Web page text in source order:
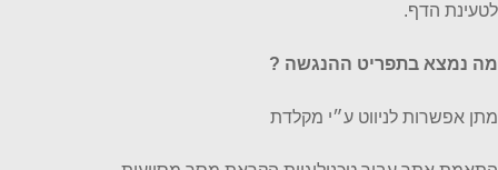
לטעינת הדף.
מה נמצא בתפריט ההנגשה ?
מתן אפשרות לניווט ע״י מקלדת